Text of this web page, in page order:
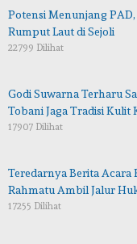
Potensi Menunjang
Rumput Laut di Sejoli
22799 Dilihat
Godi Suwarna Terharu
Tobani Jaga Tradisi Kulit
17907 Dilihat
Teredarnya Berita Acara
Rahmatu Ambil Jalur
17255 Dilihat